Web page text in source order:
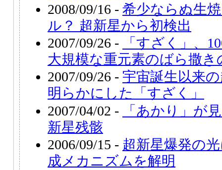
2008/09/16 - 希少ならぬ生
ル？ 超新星から初検出
2007/09/26 -
「すざく」、
大規模な重元素のばら撒
2007/09/26 - 宇宙誕生以来
明らかにした「すざく」
2007/04/02 -
「あかり」が
新星残骸
2006/09/15 - 超新星爆発の
成メカニズムを解明